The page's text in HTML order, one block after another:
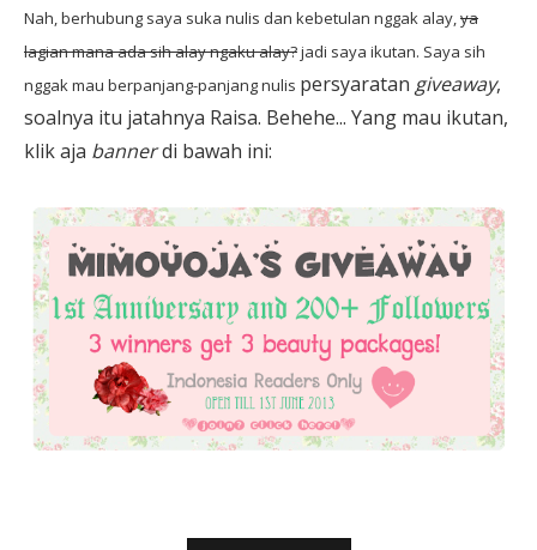
Nah, berhubung saya suka nulis dan kebetulan nggak alay,ya
lagian mana ada sihalay ngaku alay?jadi saya ikutan. Saya sih
nggak mau berpanjang-panjangnulis persyaratan giveaway,
soalnya itu jatahnya Raisa. Behehe... Yang mau ikutan,
klik aja bannerdi bawah ini: